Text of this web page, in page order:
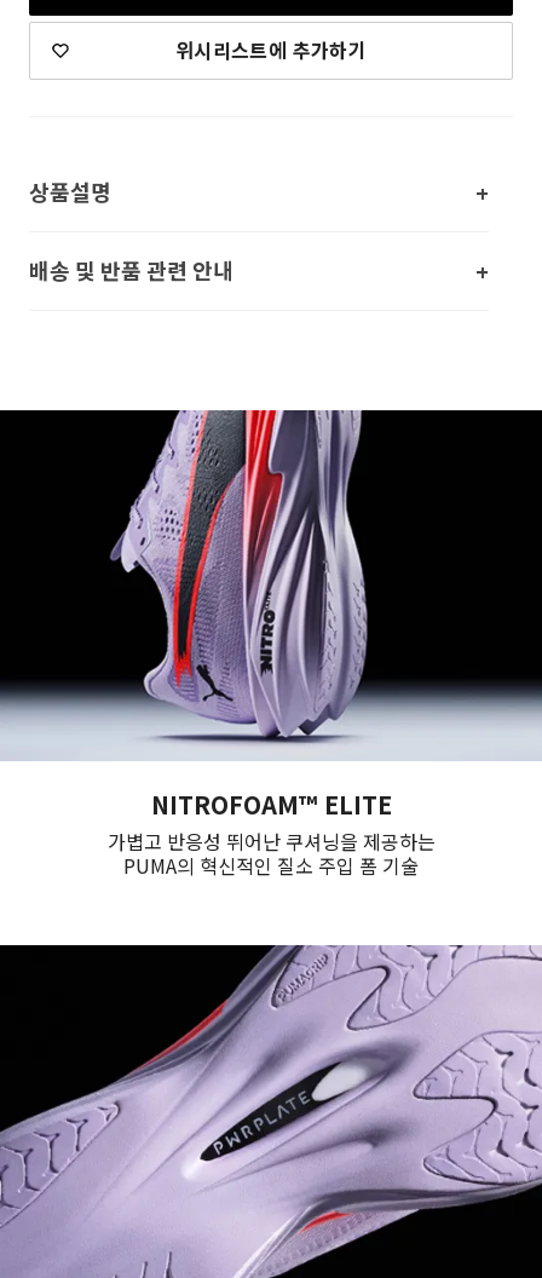
위시리스트에 추가하기
상품설명
배송 및 반품 관련 안내
NITROFOAM™ ELITE
가볍고 반응성 뛰어난 쿠셔닝을 제공하는
PUMA의 혁신적인 질소 주입 폼 기술